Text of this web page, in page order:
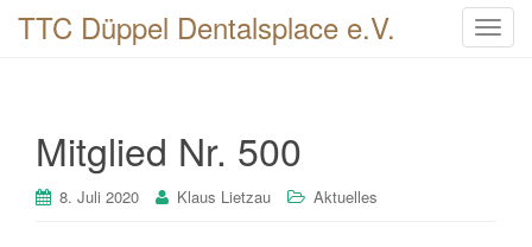
T
TTC Düppel Dentalsplace e.V.
Mitglied Nr. 500
8. Juli 2020 Klaus Lietzau Aktuelles